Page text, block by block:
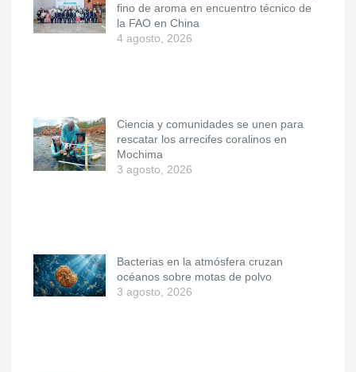
fino de aroma en encuentro técnico de
la FAO en China
4 agosto, 2026
Ciencia y comunidades se unen para
rescatar los arrecifes coralinos en
Mochima
3 agosto, 2026
Bacterias en la atmósfera cruzan
océanos sobre motas de polvo
3 agosto, 2026